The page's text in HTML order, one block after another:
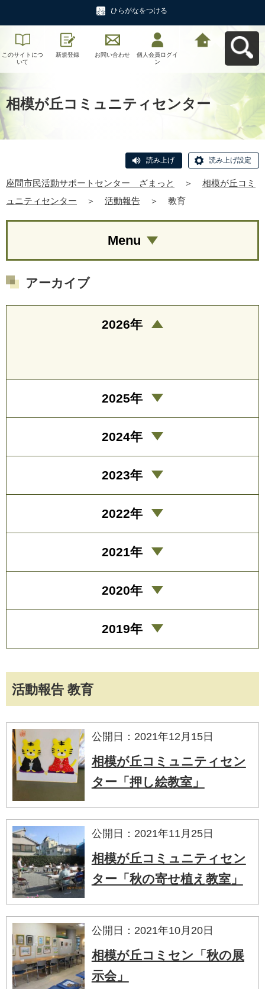
ひらがなをつける
このサイトにつ
いて
新規登録 お問い合わせ
個人会員ログイ
ン
相模が丘コミュニティセンター
読み上げ 読み上げ設定
座間市民活動サポートセンター ざまっと ＞
相模が丘コミ
ュニティセンター
＞ 活動報告 ＞ 教育
活動報告 教育
公開日：2021年12月15日
相模が丘コミュニティセン
ター「押し絵教室」
公開日：2021年11月25日
相模が丘コミュニティセン
ター「秋の寄せ植え教室」
公開日：2021年10月20日
相模が丘コミセン「秋の展
示会」
Menu
アーカイブ
2026年
2025年
2024年
2023年
2022年
2021年
2020年
2019年